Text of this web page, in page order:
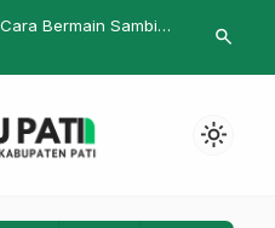
Sambil
Nanti Malam,
search
light_mode